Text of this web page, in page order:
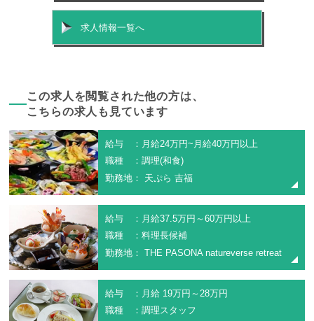
求人情報一覧へ
この求人を閲覧された他の方は、
こちらの求人も見ています
給与 ：月給24万円~月給40万円以上
職種 ：調理(和食)
勤務地： 天ぷら 吉福
給与 ：月給37.5万円～60万円以上
職種 ：料理長候補
勤務地： THE PASONA natureverse retreat
給与 ：月給 19万円～28万円
職種 ：調理スタッフ